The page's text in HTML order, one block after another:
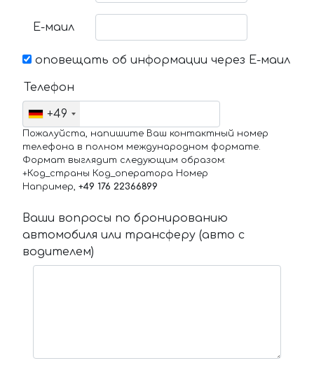
Е-маил
оповещать об информации через Е-маил
Телефон
+49
Пожалуйста, напишите Ваш контактный номер
телефона в полном международном формате.
Формат выглядит следующим образом:
+Код_страны Код_оператора Номер
Например, +49 176 22366899
Ваши вопросы по бронированию
автомобиля или трансферу (авто с
водителем)